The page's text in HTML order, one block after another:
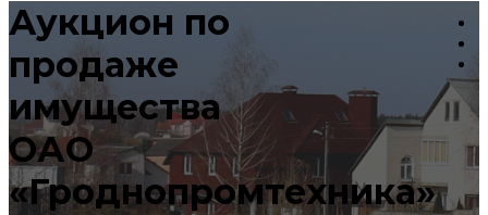
Аукцион по
продаже
имущества
ОАО
«Гроднопромтехника»